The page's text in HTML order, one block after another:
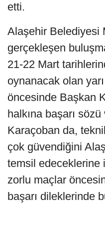
etti.
Alaşehir Belediyesi
gerçekleşen
21-22 Mart
oynanacak olan
öncesinde Başkan
halkına başarı
Karaçoban da,
çok güvendiğini
temsil edeceklerine
zorlu maçlar
başarı dileklerinde